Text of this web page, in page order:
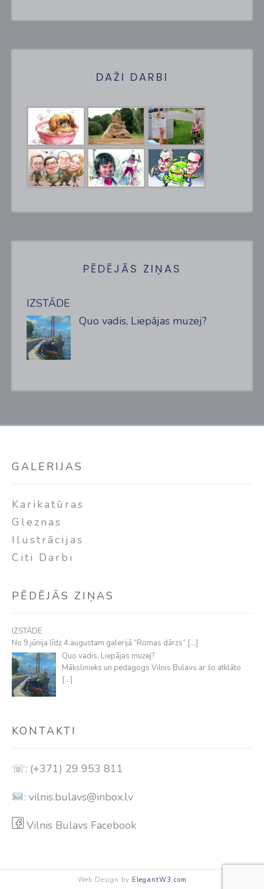
DAŽI DARBI
PĒDĒJĀS ZIŅAS
IZSTĀDE
Quo vadis, Liepājas muzej?
GALERIJAS
Karikatūras
Gleznas
Ilustrācijas
Citi Darbi
PĒDĒJĀS ZIŅAS
IZSTĀDE
No 9.jūnija līdz 4.augustam galerijā “Romas dārzs” […]
Quo vadis, Liepājas muzej?
Mākslinieks un pedagogs Vilnis Bulavs ar šo atklāto
[…]
KONTAKTI
☏: (+371) 29 953 811
: vilnis.bulavs@inbox.lv
Vilnis Bulavs Facebook
Web Design by ElegantW3.com